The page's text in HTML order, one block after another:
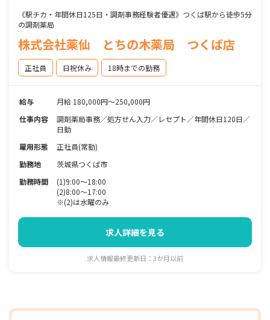
《駅チカ・年間休日125日・調剤事務経験者優遇》つくば駅から徒歩5分
の調剤薬局
株式会社薬仙 とちの木薬局 つくば店
正社員 日祝休み 18時までの勤務
給与
月給 180,000円～250,000円
仕事内容
調剤薬局事務／処方せん入力／レセプト／年間休日120日／
日勤
雇用形態
正社員(常勤)
勤務地
茨城県つくば市
勤務時間
(1)9:00～18:00
(2)8:00～17:00
※(2)は水曜のみ
求人詳細を見る
求人情報最終更新日：3か月以前